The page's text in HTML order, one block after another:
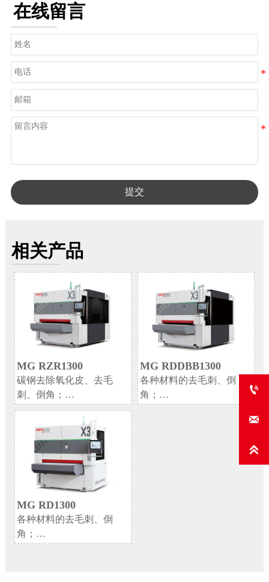
在线留言
提交
相关产品
MG RZR1300
碳钢去除氧化皮、去毛
刺、倒角；
不锈钢，铝、铜等有色金
属的去毛刺、倒角、拉丝
MG RDDBB1300
各种材料的去毛刺、倒
角；
MG RD1300
各种材料的去毛刺、倒
角；


